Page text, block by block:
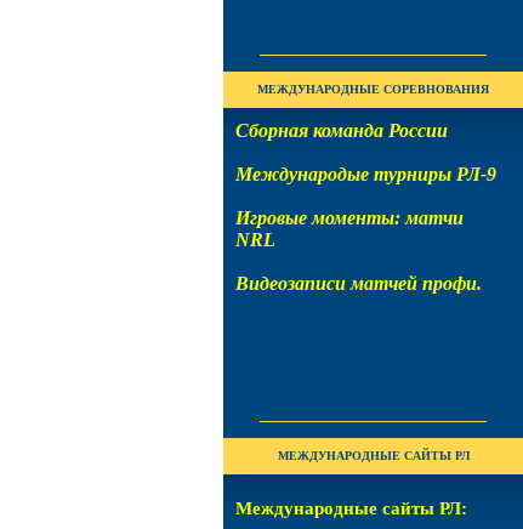
МЕЖДУНАРОДНЫЕ СОРЕВНОВАНИЯ
Сборная команда России
Международые турниры РЛ-9
Игровые моменты: матчи
NRL
Видеозаписи матчей профи.
МЕЖДУНАРОДНЫЕ САЙТЫ РЛ
Международные сайты РЛ: